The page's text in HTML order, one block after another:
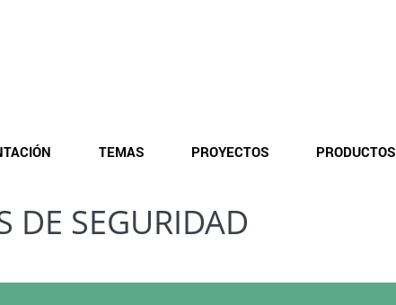
TEMAS PROYECTOS PRODUCTOS
DE SEGURIDAD